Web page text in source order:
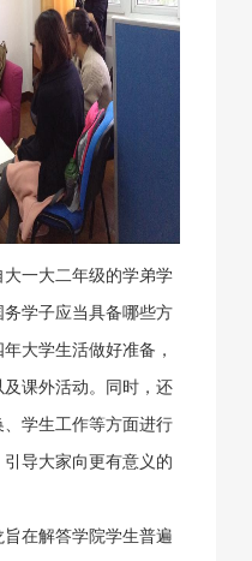
一大二年级的学弟学
学子应当具备哪些方
大学生活做好准备，
课外活动。同时，还
学生工作等方面进行
导大家向更有意义的
在解答学院学生普遍